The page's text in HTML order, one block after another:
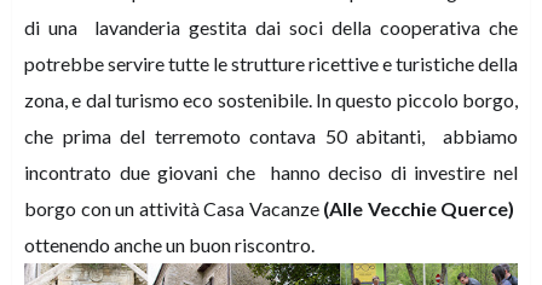
di una lavanderia gestita dai soci della cooperativa che
potrebbe servire tutte le strutture ricettive e turistiche della
zona, e dal turismo eco sostenibile. In questo piccolo borgo,
che prima del terremoto contava 50 abitanti,
abbiamo
incontrato due giovani che hanno deciso di investire nel
borgo con un attività Casa Vacanze (Alle Vecchie Querce)
ottenendo anche un buon riscontro.